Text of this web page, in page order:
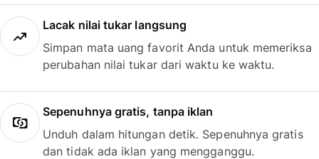
Lacak nilai tukar langsung
Simpan mata uang favorit Anda untuk memeriksa
perubahan nilai tukar dari waktu ke waktu.
Sepenuhnya gratis, tanpa iklan
Unduh dalam hitungan detik. Sepenuhnya gratis
dan tidak ada iklan yang mengganggu.